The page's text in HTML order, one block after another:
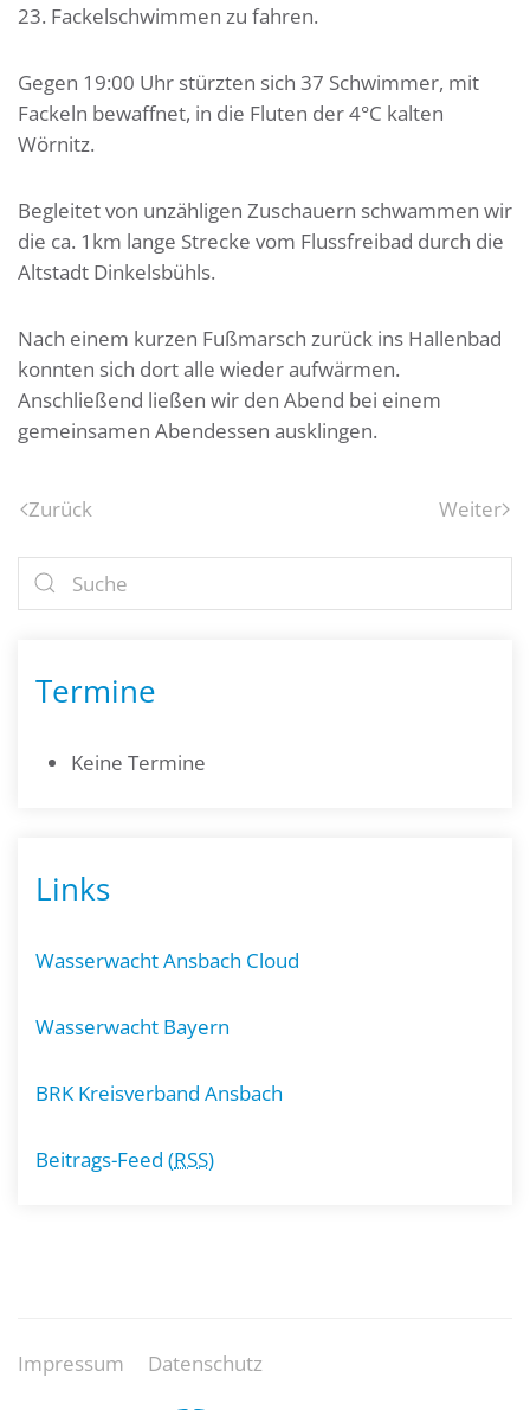
23. Fackelschwimmen zu fahren.
Gegen 19:00 Uhr stürzten sich 37 Schwimmer, mit
Fackeln bewaffnet, in die Fluten der 4°C kalten
Wörnitz.
Begleitet von unzähligen Zuschauern schwammen wir
die ca. 1km lange Strecke vom Flussfreibad durch die
Altstadt Dinkelsbühls.
Nach einem kurzen Fußmarsch zurück ins Hallenbad
konnten sich dort alle wieder aufwärmen.
Anschließend ließen wir den Abend bei einem
gemeinsamen Abendessen ausklingen.
Zurück Weiter
Termine
Keine Termine
Links
Wasserwacht Ansbach Cloud
Wasserwacht Bayern
BRK Kreisverband Ansbach
Beitrags-Feed (RSS)
Impressum Datenschutz